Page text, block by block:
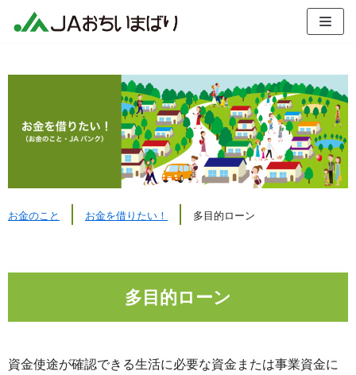
コ
へ
ス
お金のこと お金を借りたい！ 多目的ローン
多目的ローン
資金使途が確認できる生活に必要な資金または事業資金に